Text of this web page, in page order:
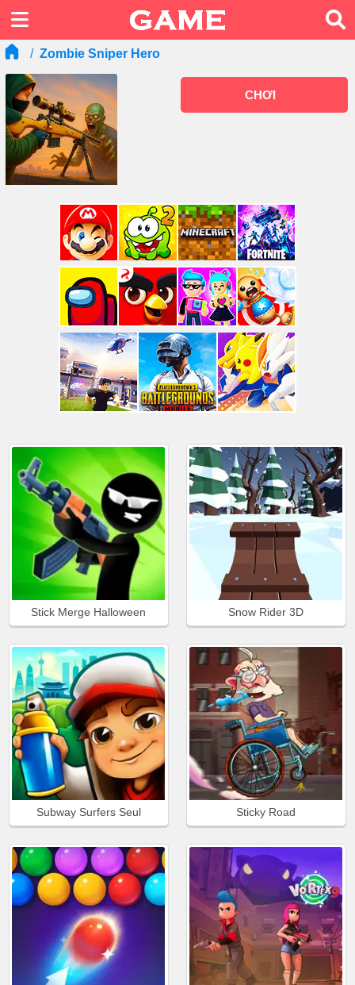
Zombie Sniper Hero
CHƠI
Stick Merge Halloween Snow Rider 3D
Subway Surfers Seul Sticky Road